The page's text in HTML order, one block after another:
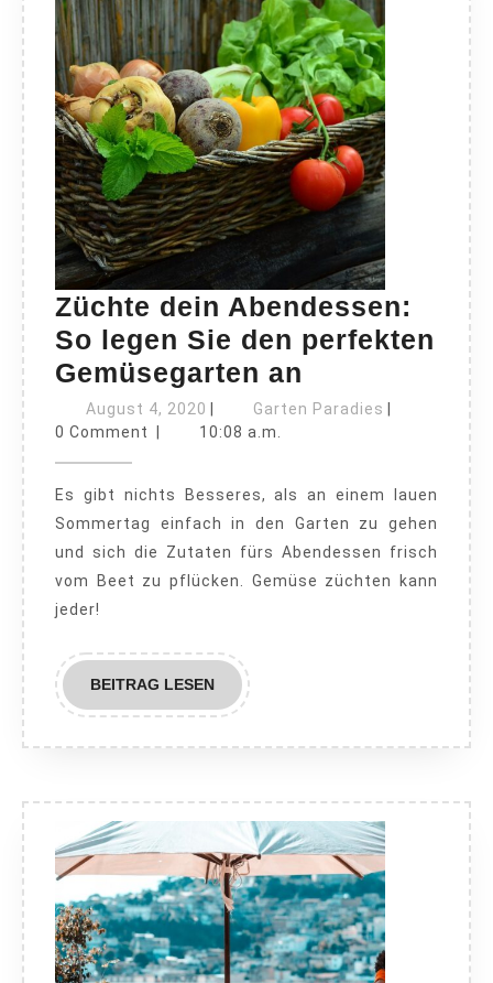
Züchte dein Abendessen:
So legen Sie den perfekten
Gemüsegarten an
dein
Abendessen:
legen
Sie
den
August 4, 2020 August
4,
Garten Paradies Garten
0 Comment
10:08 a.m.
Es gibt nichts Besseres, als an einem lauen
Sommertag einfach in den Garten zu gehen
und sich die Zutaten fürs Abendessen frisch
vom Beet zu pflücken. Gemüse züchten kann
jeder!
BEITRAG LESENBEITRAG
LESEN